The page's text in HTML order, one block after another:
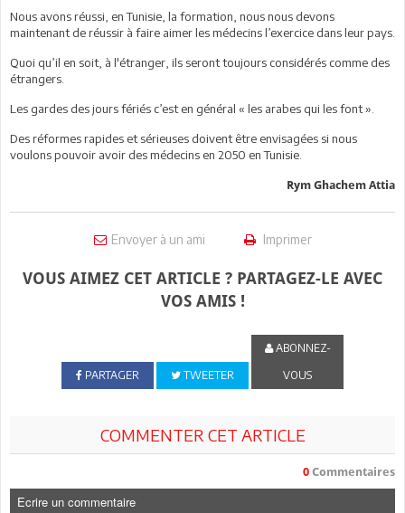
Nous avons réussi, en Tunisie, la formation, nous nous devons
maintenant de réussir à faire aimer les médecins l’exercice dans leur pays.
Quoi qu’il en soit, à l'étranger, ils seront toujours considérés comme des
étrangers.
Les gardes des jours fériés c’est en général « les arabes qui les font ».
Des réformes rapides et sérieuses doivent être envisagées si nous
voulons pouvoir avoir des médecins en 2050 en Tunisie.
Rym Ghachem Attia
Envoyer à un ami Imprimer
VOUS AIMEZ CET ARTICLE ? PARTAGEZ-LE AVEC
VOS AMIS !
PARTAGER TWEETER
ABONNEZ-
VOUS
COMMENTER CET ARTICLE
0 Commentaires
Ecrire un commentaire